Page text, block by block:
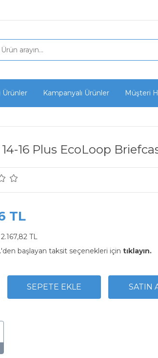
Ürünler Kampanyalı Ürünler Müşteri
16 Plus EcoLoop
TL
2.167,82 TL
'den başlayan taksit seçenekleri için tıklayın.